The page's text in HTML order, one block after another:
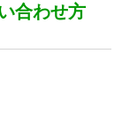
合わせ方